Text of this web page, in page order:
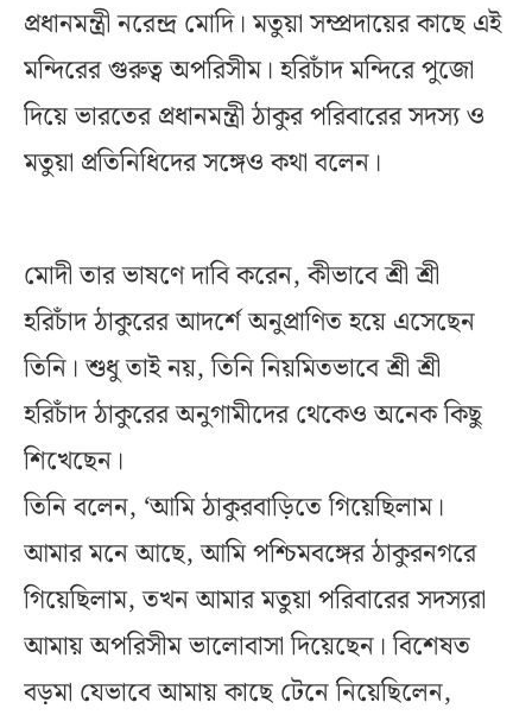
প্রধানমন্ত্রী নরেন্দ্র মোদি। মতুয়া সম্প্রদায়ের কাছে এই
মন্দিরের গুরুত্ব অপরিসীম। হরিচাঁদ মন্দিরে পুজো
দিয়ে ভারতের প্রধানমন্ত্রী ঠাকুর পরিবারের সদস্য ও
মতুয়া প্রতিনিধিদের সঙ্গেও কথা বলেন।
মোদী তার ভাষণে দাবি করেন, কীভাবে শ্রী শ্রী
হরিচাঁদ ঠাকুরের আদর্শে অনুপ্রাণিত হয়ে এসেছেন
তিনি। শুধু তাই নয়, তিনি নিয়মিতভাবে শ্রী শ্রী
হরিচাঁদ ঠাকুরের অনুগামীদের থেকেও অনেক কিছু
শিখেছেন।
তিনি বলেন, ‘আমি ঠাকুরবাড়িতে গিয়েছিলাম।
আমার মনে আছে, আমি পশ্চিমবঙ্গের ঠাকুরনগরে
গিয়েছিলাম, তখন আমার মতুয়া পরিবারের সদস্যরা
আমায় অপরিসীম ভালোবাসা দিয়েছেন। বিশেষত
বড়মা যেভাবে আমায় কাছে টেনে নিয়েছিলেন,